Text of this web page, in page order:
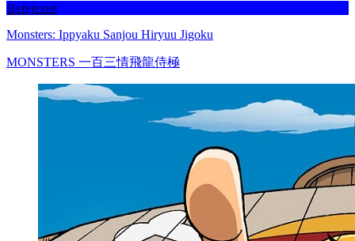
Befejezett
Monsters: Ippyaku Sanjou Hiryuu Jigoku
MONSTERS 一百三情飛龍侍極